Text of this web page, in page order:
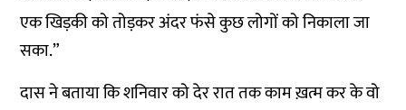
एक खिड़की को तोड़कर अंदर फंसे कुछ लोगों को निकाला जा
सका.”
दास ने बताया कि शनिवार को देर रात तक काम ख़त्म कर के वो